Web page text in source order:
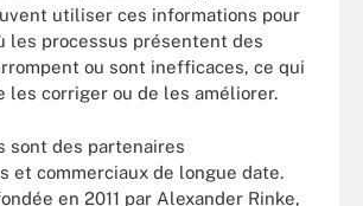
utiliser ces informations pour
les processus présentent des
ou sont inefficaces, ce qui
les corriger ou de les améliorer.
sont des partenaires
et commerciaux de longue date.
en 2011 par Alexander Rinke,